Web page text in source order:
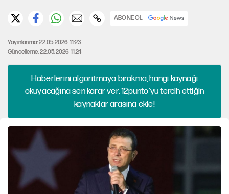
ABONE OL
Yayınlanma: 22.05.2026 11:23
Güncelleme: 22.05.2026 11:24
Haberlerini algoritmaya bırakma, hangi kaynağı
okuyacağına sen karar ver. 12punto'yu tercih ettiğin
kaynaklar arasına ekle!